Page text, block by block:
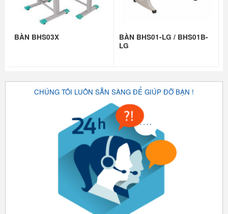
BÀN BHS03X
BÀN BHS01-LG / BHS01B-
LG
CHÚNG TÔI LUÔN SẴN SÀNG ĐỂ GIÚP ĐỠ BẠN !